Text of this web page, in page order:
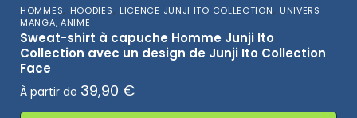
HOMMES, HOODIES, LICENCE JUNJI ITO COLLECTION, UNIVERS
MANGA, ANIME
Sweat-shirt à capuche Homme Junji Ito
Collection avec un design de Junji Ito Collection
Face
À partir de 39,90 €